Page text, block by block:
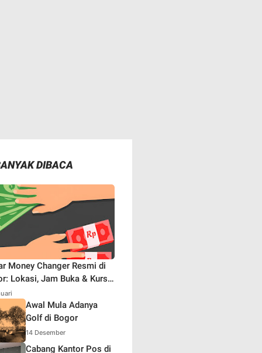
DIBACA
Money Changer Resmi di
Lokasi, Jam Buka & Kurs
Awal Mula Adanya
Golf di Bogor
14 Desember
Cabang Kantor Pos di